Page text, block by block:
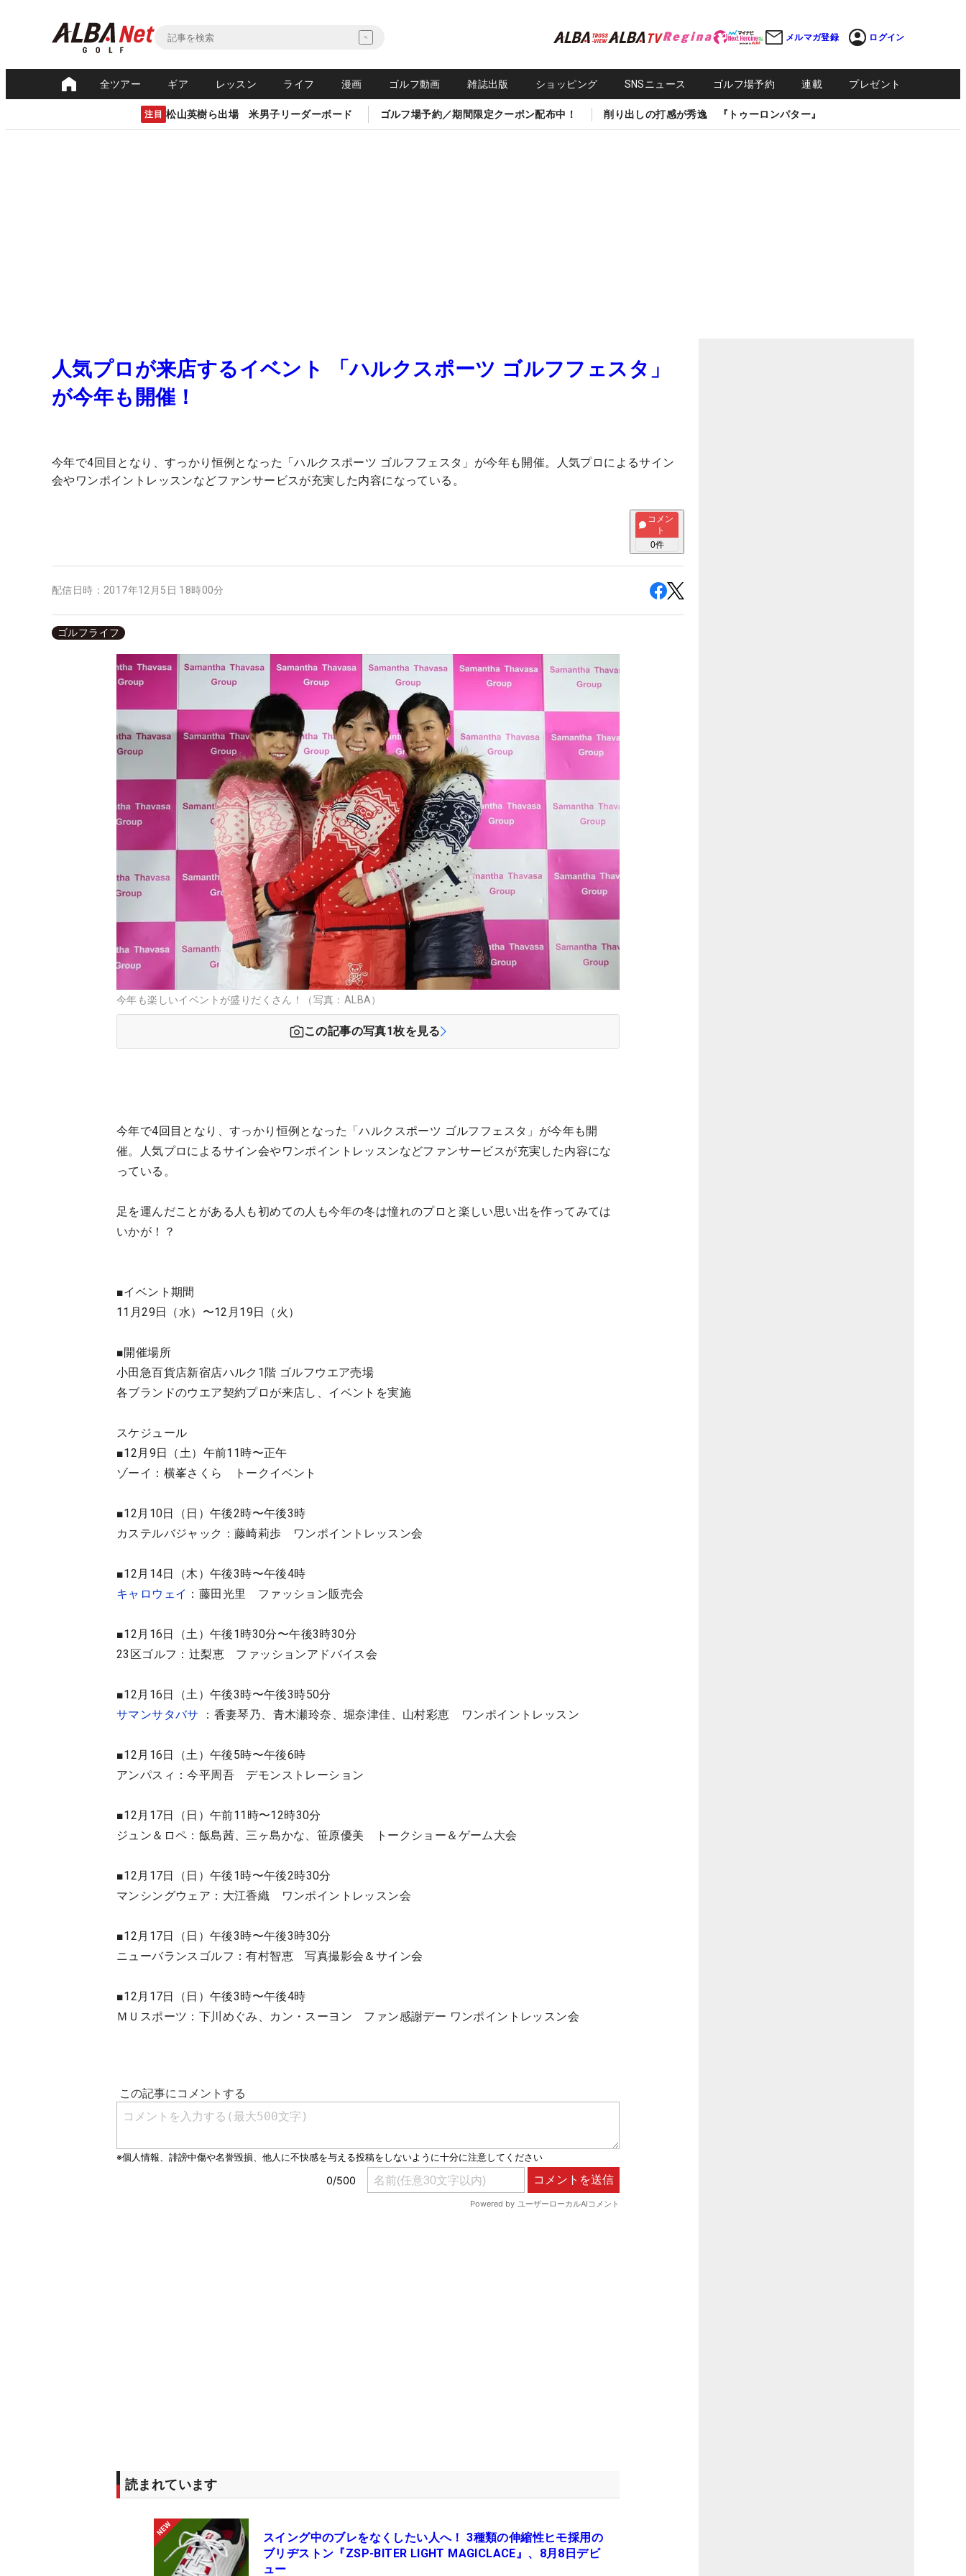
メルマガ登録 ログイン
全ツアー ギア レッスン ライフ 漫画 ゴルフ動画 雑誌出版 ショッピング SNSニュース ゴルフ場予約 連載 プレゼント
注目 松山英樹ら出場 米男子リーダーボード ゴルフ場予約／期間限定クーポン配布中！ 削り出しの打感が秀逸 『トゥーロンパター』
人気プロが来店するイベント 「ハルクスポーツ ゴルフフェスタ」
が今年も開催！
今年で4回目となり、すっかり恒例となった「ハルクスポーツ ゴルフフェスタ」が今年も開催。人気プロによるサイン
会やワンポイントレッスンなどファンサービスが充実した内容になっている。
コメン
ト
0件
配信日時： 2017年12月5日 18時00分
ゴルフライフ
今年も楽しいイベントが盛りだくさん！（写真：ALBA）
この記事の写真1枚を見る
今年で4回目となり、すっかり恒例となった「ハルクスポーツ ゴルフフェスタ」が今年も開
催。人気プロによるサイン会やワンポイントレッスンなどファンサービスが充実した内容にな
っている。
足を運んだことがある人も初めての人も今年の冬は憧れのプロと楽しい思い出を作ってみては
いかが！？
■イベント期間
11月29日（水）〜12月19日（火）
■開催場所
小田急百貨店新宿店ハルク1階 ゴルフウエア売場
各ブランドのウエア契約プロが来店し、イベントを実施
スケジュール
■12月9日（土）午前11時〜正午
ゾーイ：横峯さくら トークイベント
■12月10日（日）午後2時〜午後3時
カステルバジャック：藤崎莉歩 ワンポイントレッスン会
■12月14日（木）午後3時〜午後4時
キャロウェイ ：藤田光里 ファッション販売会
■12月16日（土）午後1時30分〜午後3時30分
23区ゴルフ：辻梨恵 ファッションアドバイス会
■12月16日（土）午後3時〜午後3時50分
サマンサタバサ ：香妻琴乃、青木瀬玲奈、堀奈津佳、山村彩恵 ワンポイントレッスン
■12月16日（土）午後5時〜午後6時
アンパスィ：今平周吾 デモンストレーション
■12月17日（日）午前11時〜12時30分
ジュン＆ロペ：飯島茜、三ヶ島かな、笹原優美 トークショー＆ゲーム大会
■12月17日（日）午後1時〜午後2時30分
マンシングウェア：大江香織 ワンポイントレッスン会
■12月17日（日）午後3時〜午後3時30分
ニューバランスゴルフ：有村智恵 写真撮影会＆サイン会
■12月17日（日）午後3時〜午後4時
ＭＵスポーツ：下川めぐみ、カン・スーヨン ファン感謝デー ワンポイントレッスン会
読まれています
スイング中のブレをなくしたい人へ！ 3種類の伸縮性ヒモ採用の
ブリヂストン『ZSP-BITER LIGHT MAGICLACE』、8月8日デビ
ュー